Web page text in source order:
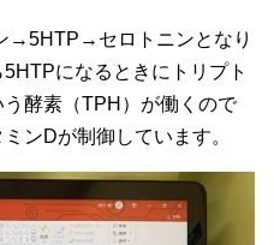
→5HTP→セロトニンとなり
になるときにトリプト
酵素（TPH）が働くので
ンDが制御しています。